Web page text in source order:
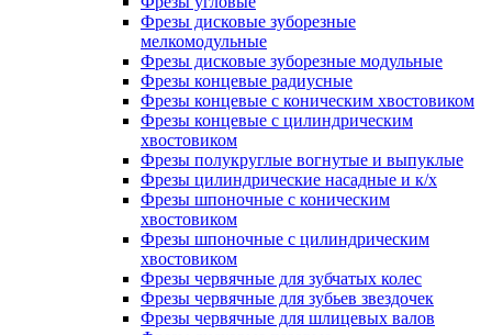
Фрезы дисковые зуборезные
мелкомодульные
Фрезы дисковые зуборезные модульные
Фрезы концевые радиусные
Фрезы концевые с коническим хвостовиком
Фрезы концевые с цилиндрическим
хвостовиком
Фрезы полукруглые вогнутые и выпуклые
Фрезы цилиндрические насадные и к/х
Фрезы шпоночные с коническим
хвостовиком
Фрезы шпоночные с цилиндрическим
хвостовиком
Фрезы червячные для зубчатых колес
Фрезы червячные для зубьев звездочек
Фрезы червячные для шлицевых валов